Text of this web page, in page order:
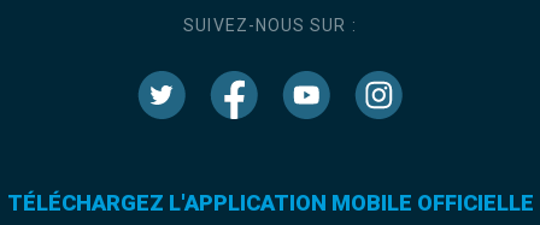
SUIVEZ-NOUS SUR :
TÉLÉCHARGEZ L'APPLICATION MOBILE OFFICIELLE